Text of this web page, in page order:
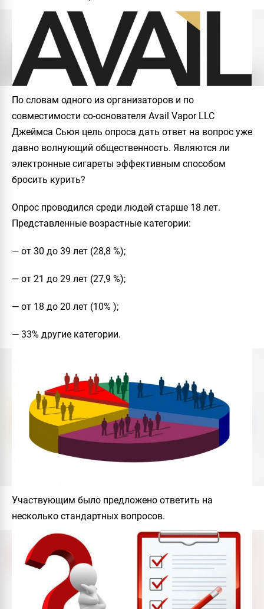
По словам одного из организаторов и по
совместимости со-основателя Avail Vapor LLC
Джеймса Сьюя цель опроса дать ответ на вопрос уже
давно волнующий общественность. Являются ли
электронные сигареты эффективным способом
бросить курить?
Опрос проводился среди людей старше 18 лет.
Представленные возрастные категории:
— от 30 до 39 лет (28,8 %);
— от 21 до 29 лет (27,9 %);
— от 18 до 20 лет (10% );
— 33% другие категории.
Участвующим было предложено ответить на
несколько стандартных вопросов.